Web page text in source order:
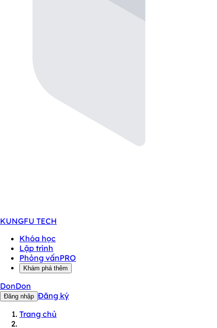
KUNGFU TECH
Khóa học
Lập trình
Phỏng vấnPRO
Khám phá thêm
DonDon
Đăng nhập Đăng ký
Trang chủ